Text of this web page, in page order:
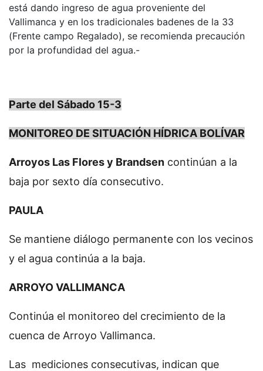
está dando ingreso de agua proveniente del
Vallimanca y en los tradicionales badenes de la 33
(Frente campo Regalado), se recomienda precaución
por la profundidad del agua.-
Parte del Sábado 15-3
MONITOREO DE SITUACIÓN HÍDRICA BOLÍVAR
Arroyos Las Flores y Brandsen continúan a la
baja por sexto día consecutivo.
PAULA
Se mantiene diálogo permanente con los vecinos
y el agua continúa a la baja.
ARROYO VALLIMANCA
Continúa el monitoreo del crecimiento de la
cuenca de Arroyo Vallimanca.
Las mediciones consecutivas, indican que